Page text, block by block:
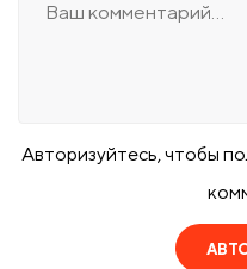
Авторизуйтесь, чтобы